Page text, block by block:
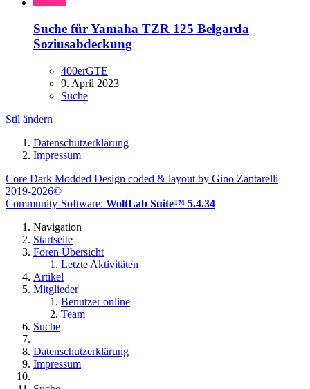
Suche für Yamaha TZR 125 Belgarda
Soziusabdeckung
400erGTE
9. April 2023
Suche
Stil ändern
Datenschutzerklärung
Impressum
Core Dark Modded Design coded & layout by Gino Zantarelli
2019-2026©
Community-Software: WoltLab Suite™ 5.4.34
Navigation
Startseite
Foren Übersicht
Letzte Aktivitäten
Artikel
Mitglieder
Benutzer online
Team
Suche
Datenschutzerklärung
Impressum